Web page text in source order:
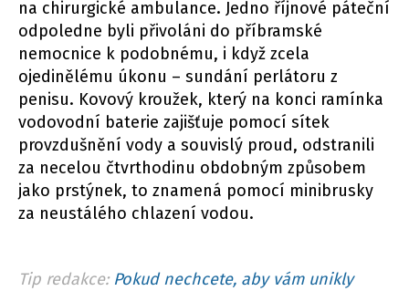
na chirurgické ambulance. Jedno říjnové páteční
odpoledne byli přivoláni do příbramské
nemocnice k podobnému, i když zcela
ojedinělému úkonu – sundání perlátoru z
penisu. Kovový kroužek, který na konci ramínka
vodovodní baterie zajišťuje pomocí sítek
provzdušnění vody a souvislý proud, odstranili
za necelou čtvrthodinu obdobným způsobem
jako prstýnek, to znamená pomocí minibrusky
za neustálého chlazení vodou.
Tip redakce: Pokud nechcete, aby vám unikly